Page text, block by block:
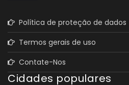
Política de proteção de dados
Termos gerais de uso
Contate-Nos
Cidades populares